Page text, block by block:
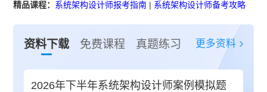
精品课程： 系统架构设计师报考指南 | 系统架构设计师备考攻略
资料下载 免费课程 真题练习 更多资料
2026年下半年系统架构设计师案例模拟题